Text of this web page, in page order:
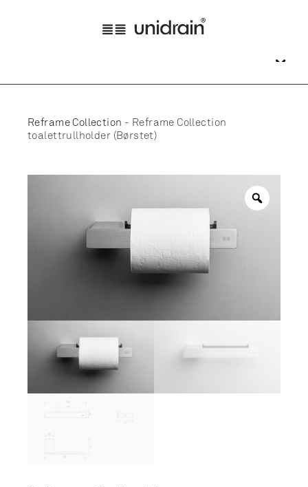
Reframe Collection - Reframe Collection
toalettrullholder (Børstet)